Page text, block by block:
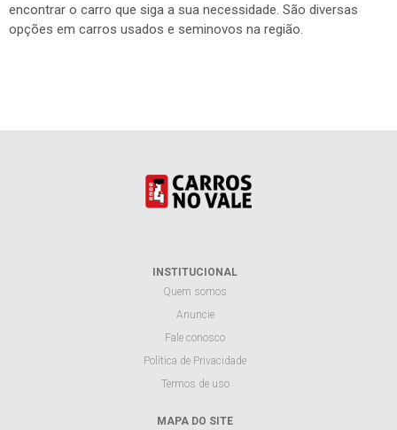
encontrar o carro que siga a sua necessidade. São diversas
opções em carros usados e seminovos na região.
INSTITUCIONAL
Quem somos
Anuncie
Fale conosco
Política de Privacidade
Termos de uso
MAPA DO SITE